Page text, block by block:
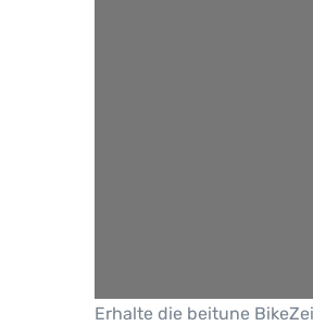
Erhalte die beitune